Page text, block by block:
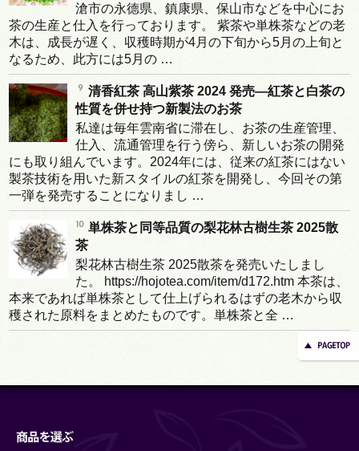
滄市の永德県、鎮康県、保山市などを中心にお
茶の生産と仕入を行っております。 紫茶や単株茶などの老
木は、成長が遅く、収穫時期が4月の下旬から5月の上旬と
なるため、此方には5月の …
清香紅茶 高山紫茶 2024 発売―紅茶と白茶の
性質を併せ持つ新製法のお茶
私達は毎年雲南省に滞在し、お茶の生産管理、
仕入、流通管理を行う傍ら、新しいお茶の開発
にも取り組んでいます。2024年には、従来の紅茶にはない
製茶技術を用いた新スタイルの紅茶を開発し、今回その第
一弾を発売することになりまし …
単株茶と同等品質の梨花林古樹生茶 2025散
茶
梨花林古樹生茶 2025散茶を発売いたしまし
た。 https://hojotea.com/item/d172.htm 本茶は、
本来であれば単株茶として仕上げられるはずの老木から収
穫された原料をまとめたものです。単株茶と全 …